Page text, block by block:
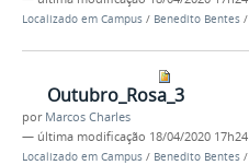
Localizado em Campus / Benedito Bentes /
Outubro_Rosa_3
por Marcos Charles
— última modificação 18/04/2020 17h24
Localizado em Campus / Benedito Bentes /